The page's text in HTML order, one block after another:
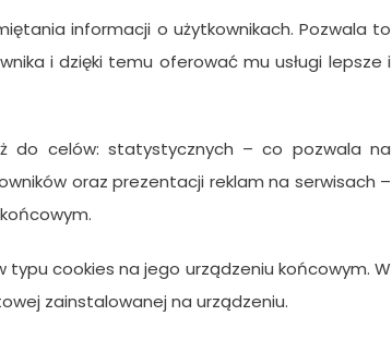
informacji o użytkownikach. Pozwala to
i dzięki temu oferować mu usługi lepsze i
do celów: statystycznych – co pozwala na
oraz prezentacji reklam na serwisach –
typu cookies na jego urządzeniu końcowym. W
zainstalowanej na urządzeniu.